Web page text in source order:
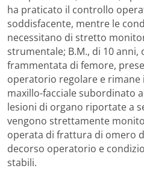
ha praticato il controllo
soddisfacente, mentre le
necessitano di stretto
strumentale; B.M., di 10
frammentata di femore,
operatorio regolare e
maxillo-facciale subordinato
lesioni di organo riportate a
vengono strettamente
operata di frattura di omero
decorso operatorio e
stabili.